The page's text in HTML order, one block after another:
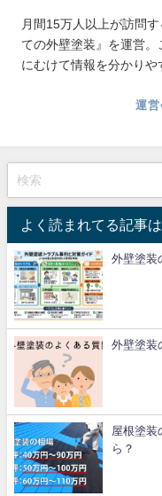
月間15万人以上が訪問
ての外壁塗装』を運営
にむけて情報を分かりや
運
よく読まれてる記事
外壁塗装
外壁塗装
屋根塗装
ら？